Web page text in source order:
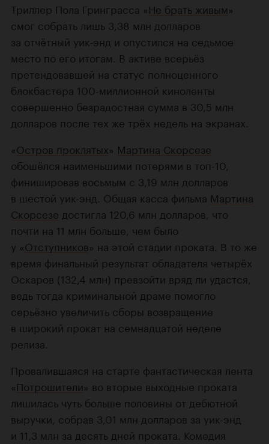
Триллер Пола Гринграсса «Не брать живым»
смог собрать лишь 3,38 млн долларов
за отчётный уик-энд и опустился на седьмое
место по его итогам. В активе всерьёз
претендовавшей на статус полноценного
блокбастера 100-миллионной киноленты
совершенно безрадостная сумма в 30,5 млн
долларов после тех же трёх недель на экранах.
«Остров проклятых» Мартина Скорсезе
обошёлся наименьшими потерями в топ-10,
финишировав восьмым с 3,19 млн долларов
в шестой уик-энд. Общая касса фильма Мартина
Скорсезе достигла 120,6 млн долларов, что
почти на 11 млн больше, чем было
у «Отступников» на этой стадии проката. В то же
время финальный результат обладателя четырёх
Оскаров (132,4 млн) превзойти вряд ли удастся,
ведь тогда криминальной драме помогло
серьёзно увеличить сборы возвращение
в широкий прокат на семнадцатой неделе
релиза.
Провалившаяся на старте фантастическая лента
«Потрошители» во вторые выходные проката
лишилась чуть больше половины от дебютной
выручки, собрав 3,01 млн долларов за уик-энд
и 11,3 млн за десять дней проката. Комедия